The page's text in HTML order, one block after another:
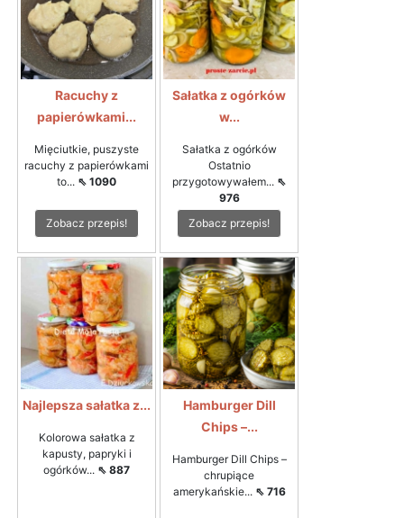
Racuchy z
papierówkami...
Mięciutkie, puszyste
racuchy z papierówkami
to... ⇖ 1090
Zobacz przepis!
Sałatka z ogórków
w...
Sałatka z ogórków
Ostatnio
przygotowywałem... ⇖
976
Zobacz przepis!
Najlepsza sałatka z...
Kolorowa sałatka z
kapusty, papryki i
ogórków... ⇖ 887
Hamburger Dill
Chips –...
Hamburger Dill Chips –
chrupiące
amerykańskie... ⇖ 716